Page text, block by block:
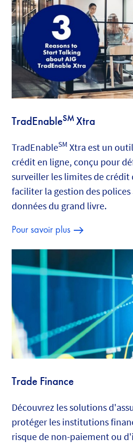
TradEnableSMXtra
TradEnableSM Xtra est un
crédit en ligne, conçu pour
surveiller les limites de crédit
faciliter la gestion des polices
données du grand livre.
Pour savoir plus
Trade Finance
Découvrez les solutions
protéger les institutions
risque de non-paiement ou